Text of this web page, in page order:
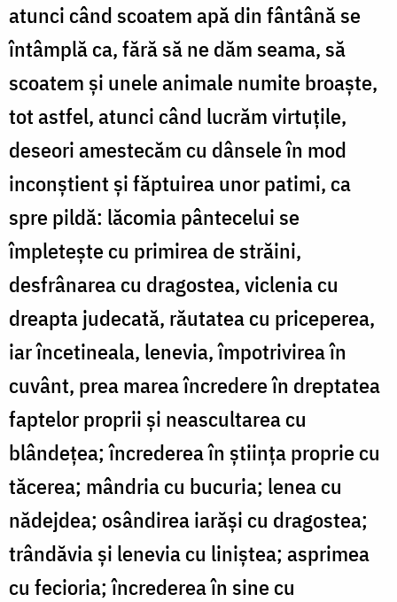
atunci când scoatem apă din fântână se
întâmplă ca, fără să ne dăm seama, să
scoatem și unele animale numite broaște,
tot astfel, atunci când lucrăm virtuțile,
deseori amestecăm cu dânsele în mod
inconștient și făptuirea unor patimi, ca
spre pildă: lăcomia pântecelui se
împletește cu primirea de străini,
desfrânarea cu dragostea, viclenia cu
dreapta judecată, răutatea cu priceperea,
iar încetineala, lenevia, împotrivirea în
cuvânt, prea marea încredere în dreptatea
faptelor proprii și neascultarea cu
blândețea; încrederea în știința proprie cu
tăcerea; mândria cu bucuria; lenea cu
nădejdea; osândirea iarăși cu dragostea;
trândăvia și lenevia cu liniștea; asprimea
cu fecioria; încrederea în sine cu